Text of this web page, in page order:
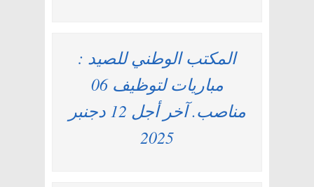
المكتب الوطني للصيد :
مباريات لتوظيف 06
مناصب. آخر أجل 12 دجنبر
2025